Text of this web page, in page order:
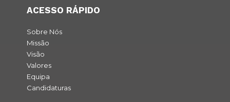
ACESSO RÁPIDO
Sobre Nós
Missão
Visão
Valores
Equipa
Candidaturas